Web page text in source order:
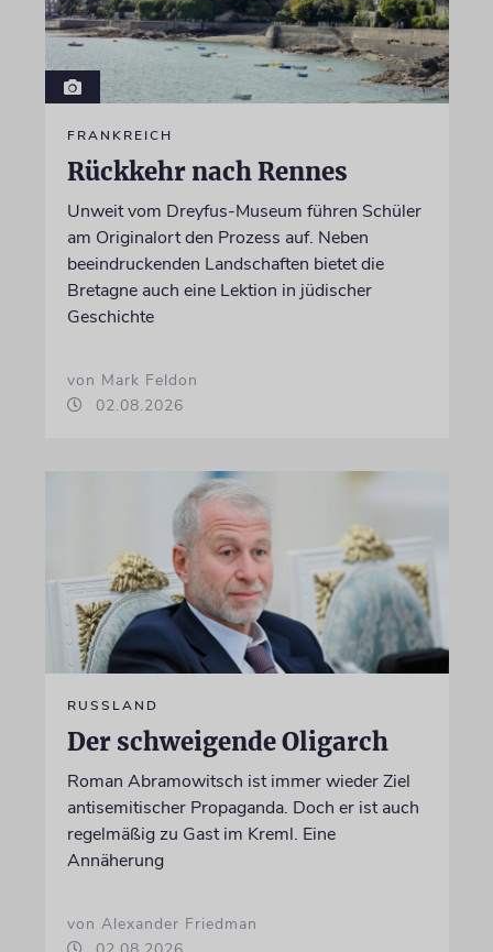
FRANKREICH
Rückkehr nach Rennes
Unweit vom Dreyfus-Museum führen Schüler
am Originalort den Prozess auf. Neben
beeindruckenden Landschaften bietet die
Bretagne auch eine Lektion in jüdischer
Geschichte
von Mark Feldon
02.08.2026
RUSSLAND
Der schweigende Oligarch
Roman Abramowitsch ist immer wieder Ziel
antisemitischer Propaganda. Doch er ist auch
regelmäßig zu Gast im Kreml. Eine
Annäherung
von Alexander Friedman